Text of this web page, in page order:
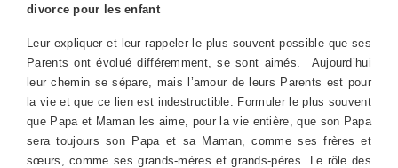
divorce pour les enfant
Leur expliquer et leur rappeler le plus souvent possible que ses
Parents ont évolué différemment, se sont aimés. Aujourd’hui
leur chemin se sépare, mais l’amour de leurs Parents est pour
la vie et que ce lien est indestructible. Formuler le plus souvent
que Papa et Maman les aime, pour la vie entière, que son Papa
sera toujours son Papa et sa Maman, comme ses frères et
sœurs, comme ses grands-mères et grands-pères. Le rôle des